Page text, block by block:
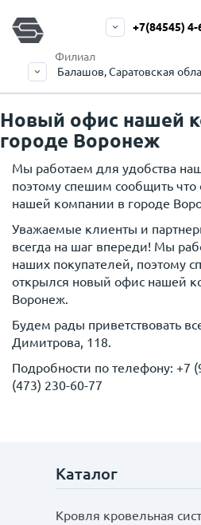
Филиал
Балашов, Саратовская
+7(84545) 4-
Новый офис нашей
городе Воронеж
Мы работаем для удобства
поэтому спешим сообщить
нашей компании в городе
Уважаемые клиенты и
всегда на шаг впереди! Мы
наших покупателей, поэтому
открылся новый офис нашей
Воронеж.
Будем рады приветствовать
Димитрова, 118.
Подробности по телефону: +7
(473) 230-60-77
Каталог
Кровля кровельная